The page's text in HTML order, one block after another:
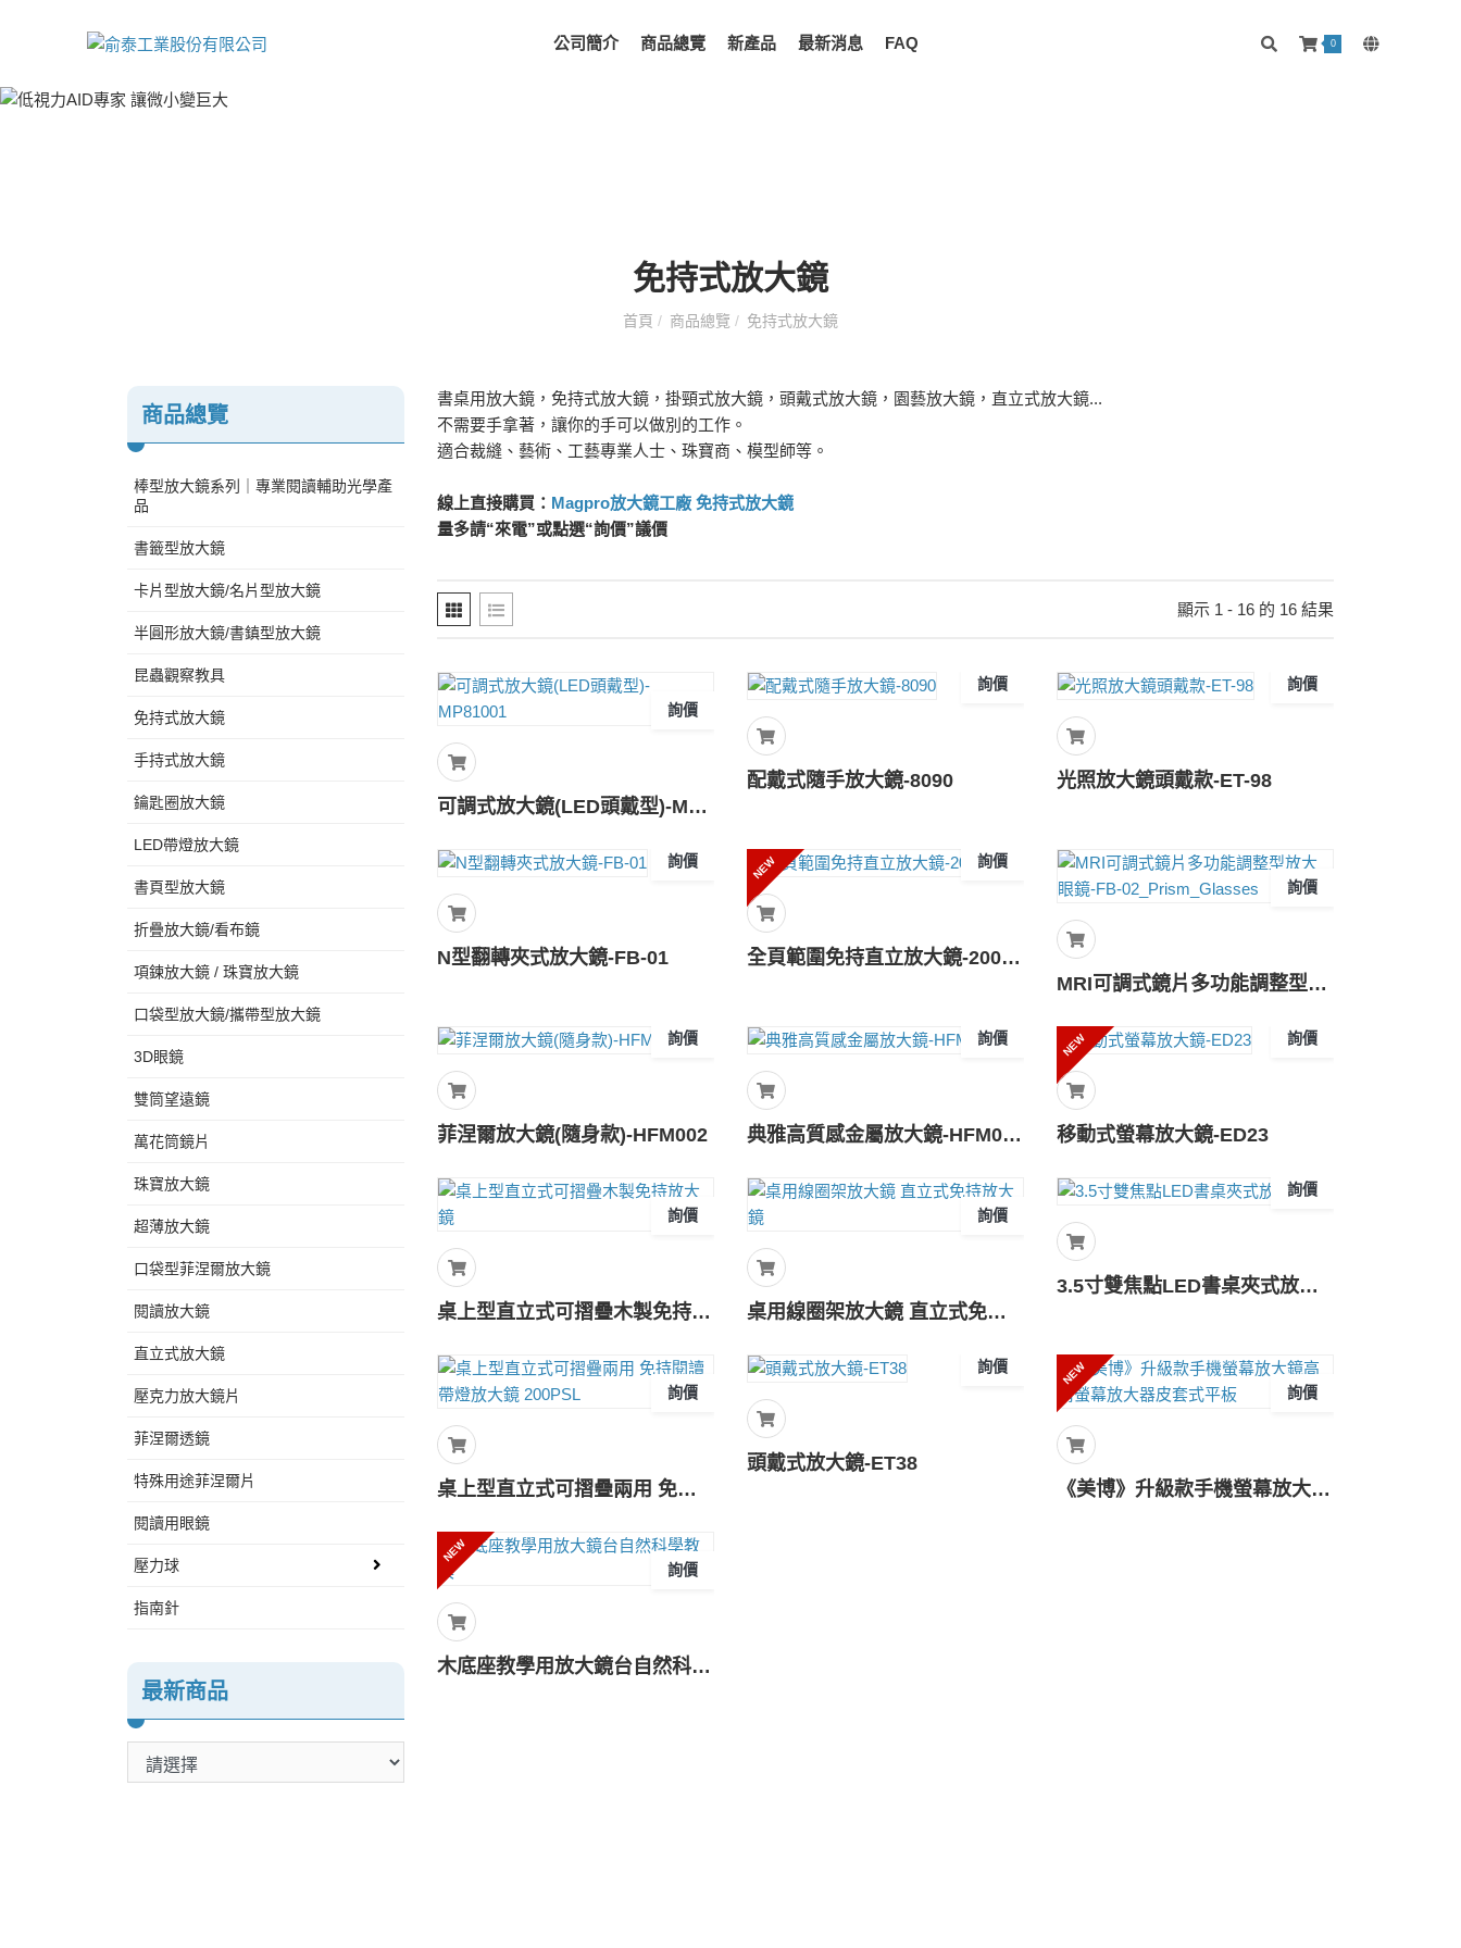
公司簡介 商品總覽 新產品 最新消息 FAQ 0
免持式放大鏡
首頁/ 商品總覽 / 免持式放大鏡
商品總覽
棒型放大鏡系列｜專業閱讀輔助光學產
品
書籤型放大鏡
卡片型放大鏡/名片型放大鏡
半圓形放大鏡/書鎮型放大鏡
昆蟲觀察教具
免持式放大鏡
手持式放大鏡
鑰匙圈放大鏡
LED帶燈放大鏡
書頁型放大鏡
折疊放大鏡/看布鏡
項鍊放大鏡 / 珠寶放大鏡
口袋型放大鏡/攜帶型放大鏡
3D眼鏡
雙筒望遠鏡
萬花筒鏡片
珠寶放大鏡
超薄放大鏡
口袋型菲涅爾放大鏡
閱讀放大鏡
直立式放大鏡
壓克力放大鏡片
菲涅爾透鏡
特殊用途菲涅爾片
閱讀用眼鏡
壓力球
指南針
最新商品
書桌用放大鏡，免持式放大鏡，掛頸式放大鏡，頭戴式放大鏡，園藝放大鏡，直立式放大鏡...
不需要手拿著，讓你的手可以做別的工作。
適合裁縫、藝術、工藝專業人士、珠寶商、模型師等。
線上直接購買： Magpro放大鏡工廠 免持式放大鏡
量多請“來電”或點選“詢價”議價
顯示 1 - 16 的 16 結果
詢價
可調式放大鏡(LED頭戴型)-MP81001
詢價
配戴式隨手放大鏡-8090
詢價
光照放大鏡頭戴款-ET-98
詢價
N型翻轉夾式放大鏡-FB-01
詢價
NEW
全頁範圍免持直立放大鏡-200PS
詢價
MRI可調式鏡片多功能調整型放大眼鏡-FB-02_Prism_Glasses
詢價
菲涅爾放大鏡(隨身款)-HFM002
詢價
典雅高質感金屬放大鏡-HFM003
詢價
NEW
移動式螢幕放大鏡-ED23
詢價
桌上型直立式可摺疊木製免持放大鏡
詢價
桌用線圈架放大鏡 直立式免持放大鏡
詢價
3.5寸雙焦點LED書桌夾式放大鏡
詢價
桌上型直立式可摺疊兩用 免持閱讀帶燈放大鏡 200PSL
詢價
頭戴式放大鏡-ET38
詢價
NEW
《美博》升級款手機螢幕放大鏡高清螢幕放大器皮套式平板
詢價
NEW
木底座教學用放大鏡台自然科學教具